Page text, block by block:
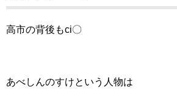
高市の背後もci〇
あべしんのすけという人物は